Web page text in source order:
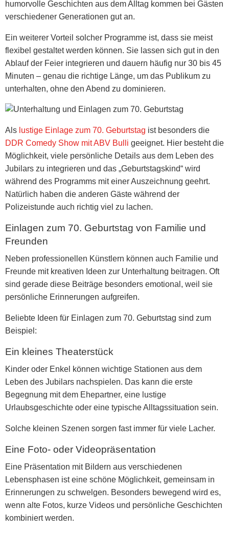
humorvolle Geschichten aus dem Alltag kommen bei Gästen
verschiedener Generationen gut an.
Ein weiterer Vorteil solcher Programme ist, dass sie meist
flexibel gestaltet werden können. Sie lassen sich gut in den
Ablauf der Feier integrieren und dauern häufig nur 30 bis 45
Minuten – genau die richtige Länge, um das Publikum zu
unterhalten, ohne den Abend zu dominieren.
Als lustige Einlage zum 70. Geburtstag ist besonders die
DDR Comedy Show mit ABV Bulli geeignet. Hier besteht die
Möglichkeit, viele persönliche Details aus dem Leben des
Jubilars zu integrieren und das „Geburtstagskind“ wird
während des Programms mit einer Auszeichnung geehrt.
Natürlich haben die anderen Gäste während der
Polizeistunde auch richtig viel zu lachen.
Einlagen zum 70. Geburtstag von Familie und
Freunden
Neben professionellen Künstlern können auch Familie und
Freunde mit kreativen Ideen zur Unterhaltung beitragen. Oft
sind gerade diese Beiträge besonders emotional, weil sie
persönliche Erinnerungen aufgreifen.
Beliebte Ideen für Einlagen zum 70. Geburtstag sind zum
Beispiel:
Ein kleines Theaterstück
Kinder oder Enkel können wichtige Stationen aus dem
Leben des Jubilars nachspielen. Das kann die erste
Begegnung mit dem Ehepartner, eine lustige
Urlaubsgeschichte oder eine typische Alltagssituation sein.
Solche kleinen Szenen sorgen fast immer für viele Lacher.
Eine Foto- oder Videopräsentation
Eine Präsentation mit Bildern aus verschiedenen
Lebensphasen ist eine schöne Möglichkeit, gemeinsam in
Erinnerungen zu schwelgen. Besonders bewegend wird es,
wenn alte Fotos, kurze Videos und persönliche Geschichten
kombiniert werden.